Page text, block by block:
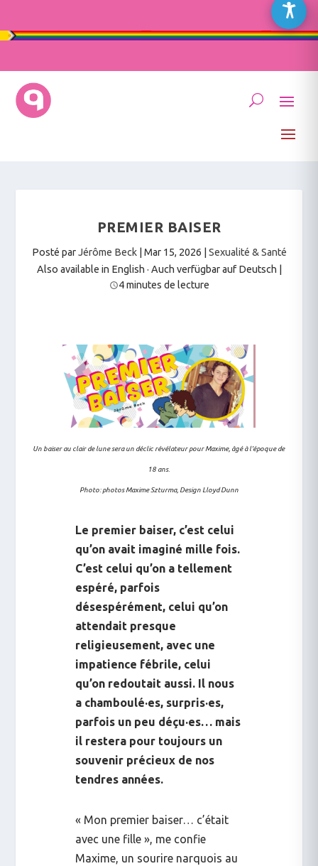
PREMIER BAISER
Posté parJérôme Beck| Mar 15, 2026
Sexualité & Santé
Also available in English · Auch verfügbar auf Deutsch
4 minutes de lecture
Un baiser au clair de lune sera un déclic révélateur pour Maxime, âgé à l’époque de
18 ans.
Photo: photos Maxime Szturma, Design Lloyd Dunn
Le premier baiser, c’est celui
qu’on avait imaginé mille fois.
C’est celui qu’on a tellement
espéré, parfois
désespérément, celui qu’on
attendait presque
religieusement, avec une
impatience fébrile, celui
qu’on redoutait aussi. Il nous
a chamboulé·es, surpris·es,
parfois un peu déçu·es… mais
il restera pour toujours un
souvenir précieux de nos
tendres années.
« Mon premier baiser… c’était
avec une fille », me confie
Maxime, un sourire narquois au